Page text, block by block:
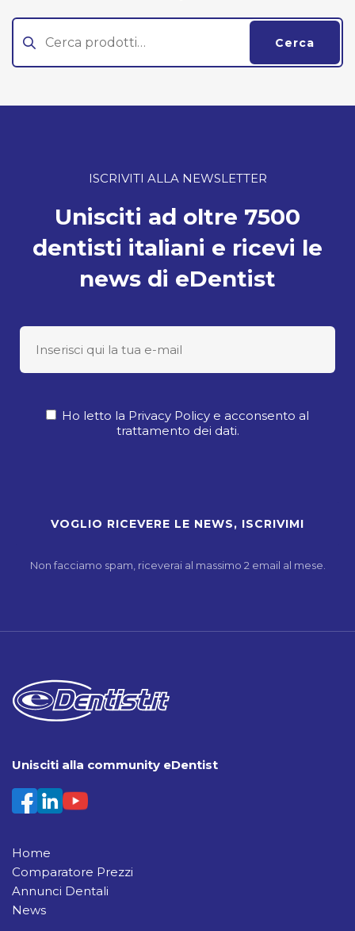
Cerca:
Cerca
ISCRIVITI ALLA NEWSLETTER
Unisciti ad oltre 7500
dentisti italiani e ricevi le
news di eDentist
Ho letto la Privacy Policy e acconsento al
trattamento dei dati.
Non facciamo spam, riceverai al massimo 2 email al mese.
Unisciti alla community eDentist
Home
Comparatore Prezzi
Annunci Dentali
News